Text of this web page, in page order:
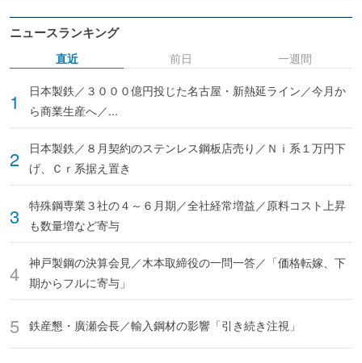
ニュースランキング
直近
日本製鉄／３０００億円投じた名古屋・新熱延ライン／今月か
ら商業生産へ／...
日本製鉄／８月契約のステンレス鋼板店売り／Ｎｉ系１万円下
げ、Ｃｒ系据え置き
特殊鋼専業３社の４～６月期／全社経常増益／原料コスト上昇
も数量増など寄与
神戸製鋼の決算会見／木本取締役の一問一答／「価格転嫁、下
期からフルに寄与」
鉄産懇・廣瀬会長／輸入鋼材の影響「引き続き注視」
前日 一週間